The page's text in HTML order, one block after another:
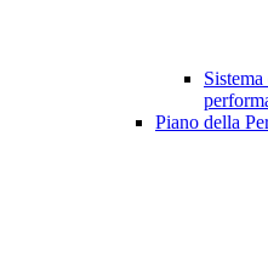
Piano della